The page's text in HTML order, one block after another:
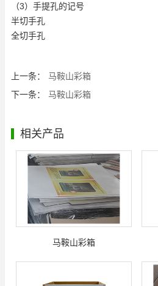
（3）手提孔的记号
半切手孔
全切手孔
上一条：
马鞍山彩箱
下一条：
马鞍山彩箱
相关产品
马鞍山彩箱